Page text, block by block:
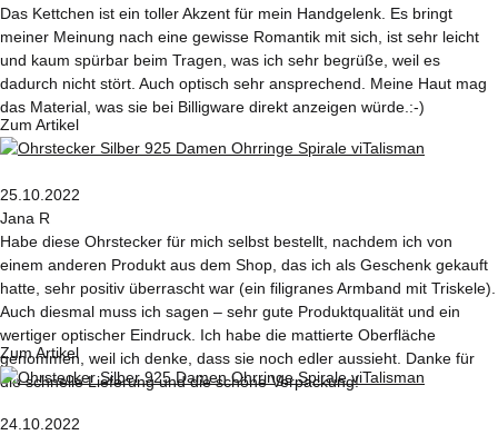
Das Kettchen ist ein toller Akzent für mein Handgelenk. Es bringt
meiner Meinung nach eine gewisse Romantik mit sich, ist sehr leicht
und kaum spürbar beim Tragen, was ich sehr begrüße, weil es
dadurch nicht stört. Auch optisch sehr ansprechend. Meine Haut mag
das Material, was sie bei Billigware direkt anzeigen würde.:-)
Zum Artikel
25.10.2022
Jana R
Habe diese Ohrstecker für mich selbst bestellt, nachdem ich von
einem anderen Produkt aus dem Shop, das ich als Geschenk gekauft
hatte, sehr positiv überrascht war (ein filigranes Armband mit Triskele).
Auch diesmal muss ich sagen – sehr gute Produktqualität und ein
wertiger optischer Eindruck. Ich habe die mattierte Oberfläche
genommen, weil ich denke, dass sie noch edler aussieht. Danke für
die schnelle Lieferung und die schöne Verpackung!
Zum Artikel
24.10.2022